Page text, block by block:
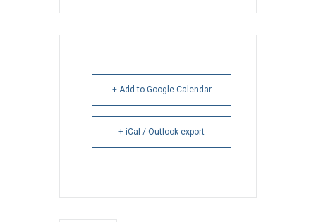
+ Add to Google Calendar
+ iCal / Outlook export